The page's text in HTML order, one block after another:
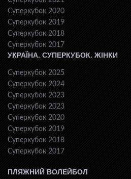
Суперкубок 2020
Суперкубок 2019
Суперкубок 2018
Суперкубок 2017
УКРАЇНА. СУПЕРКУБОК. ЖІНКИ
Суперкубок 2025
Суперкубок 2024
Суперкубок 2023
Суперкубок 2023
Суперкубок 2020
Суперкубок 2019
Суперкубок 2018
Суперкубок 2017
ПЛЯЖНИЙ ВОЛЕЙБОЛ